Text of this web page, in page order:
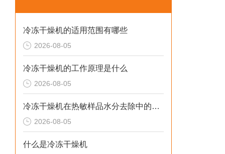
冷冻干燥机的适用范围有哪些
2026-08-05
冷冻干燥机的工作原理是什么
2026-08-05
冷冻干燥机在热敏样品水分去除中的应用
2026-08-05
什么是冷冻干燥机